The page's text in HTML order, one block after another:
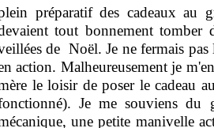
préparatif des cadeaux au
tout bonnement tomber
de Noël. Je ne fermais
action. Malheureusement je
le loisir de poser le cadeau
Je me souviens du
une petite manivelle